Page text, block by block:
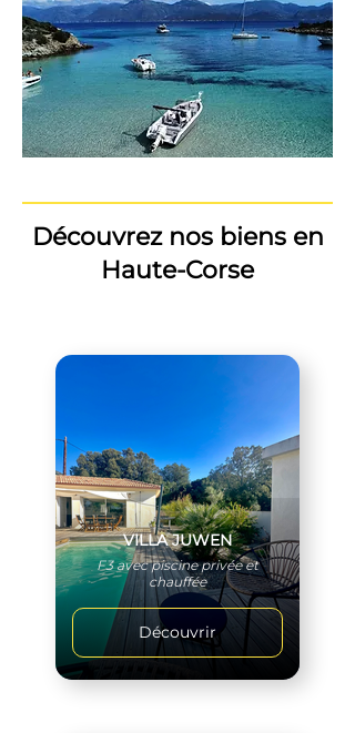
Découvrez nos biens en
Haute-Corse
VILLA JUWEN
F3 avec piscine privée et
chauffée
Découvrir